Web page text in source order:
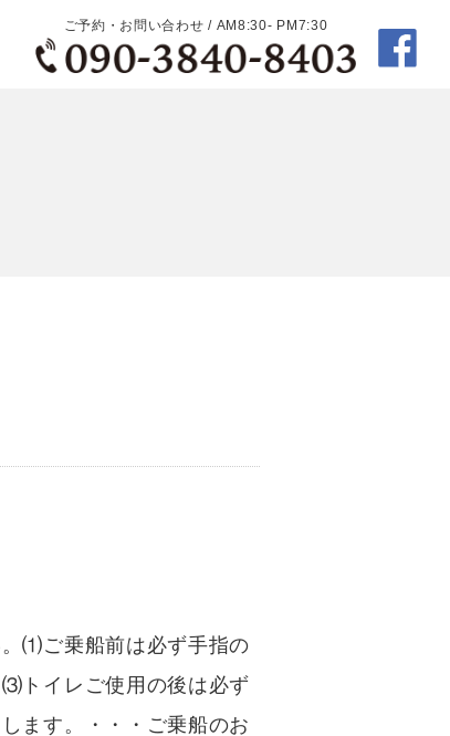
ご予約・お問い合わせ / AM8:30- PM7:30
⑴ご乗船前は必ず手指の
トイレご使用の後は必ず
ます。・・・ご乗船のお